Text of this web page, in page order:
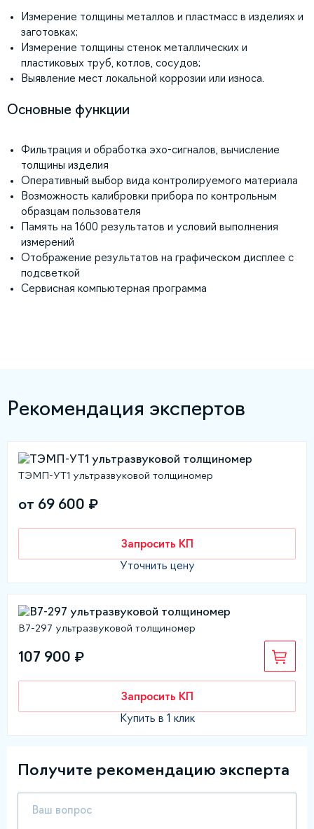
Измерение толщины металлов и пластмасс в изделиях и
заготовках;
Измерение толщины стенок металлических и
пластиковых труб, котлов, сосудов;
Выявление мест локальной коррозии или износа.
Основные функции
Фильтрация и обработка эхо-сигналов, вычисление
толщины изделия
Оперативный выбор вида контролируемого материала
Возможность калибровки прибора по контрольным
образцам пользователя
Память на 1600 результатов и условий выполнения
измерений
Отображение результатов на графическом дисплее с
подсветкой
Сервисная компьютерная программа
Рекомендация экспертов
ТЭМП-УТ1 ультразвуковой толщиномер
от 69 600 ₽
Запросить КП
Уточнить цену
В7-297 ультразвуковой толщиномер
107 900 ₽
Запросить КП
Купить в 1 клик
Получите рекомендацию эксперта